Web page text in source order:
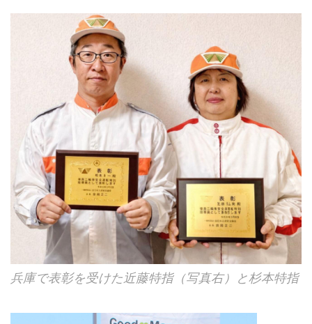
兵庫で表彰を受けた近藤特指（写真右）と杉本特指